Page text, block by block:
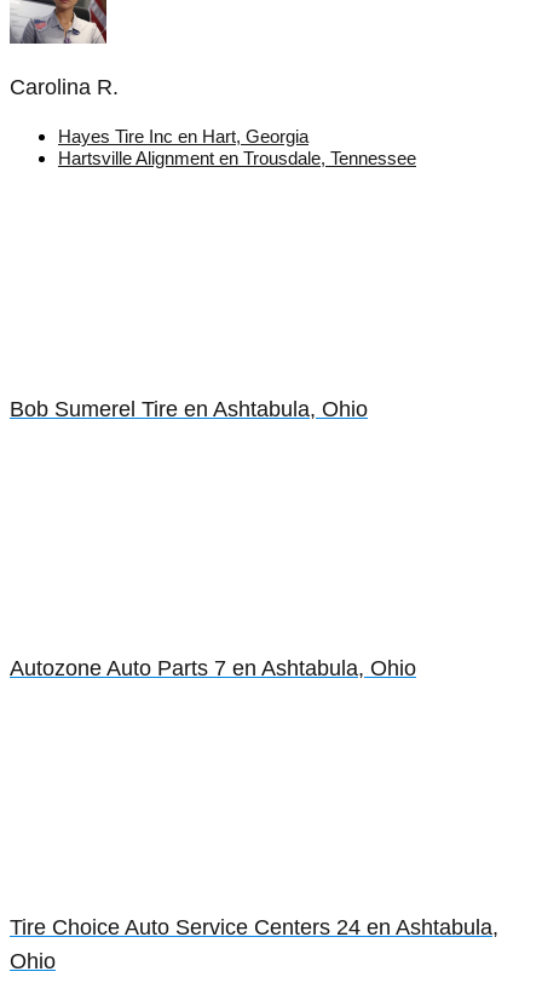
Carolina R.
Hayes Tire Inc en Hart, Georgia
Hartsville Alignment en Trousdale, Tennessee
Bob Sumerel Tire en Ashtabula, Ohio
Autozone Auto Parts 7 en Ashtabula, Ohio
Tire Choice Auto Service Centers 24 en Ashtabula,
Ohio